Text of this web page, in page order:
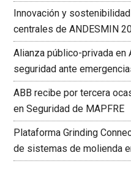
Innovación y
centrales de ANDESMIN
Alianza público-privada en
seguridad ante
ABB recibe por tercera
en Seguridad de MAPFRE
Plataforma Grinding
de sistemas de molienda